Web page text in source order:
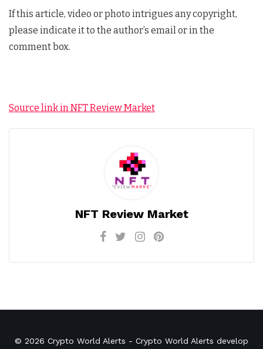
If this article, video or photo intrigues any copyright,
please indicate it to the author’s email or in the
comment box.
Source link in NFT Review Market
NFT Review Market
© 2026 Crypto World Alerts - Crypto World Alerts develop